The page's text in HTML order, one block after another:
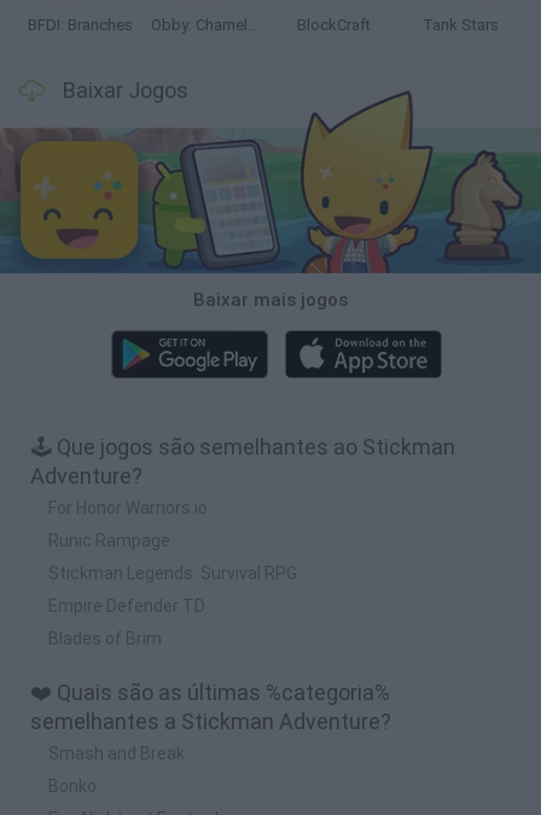
BFDI: Branches Obby: Chameleon: Paint & Hide BlockCraft Tank Stars
Baixar Jogos
Baixar mais jogos
🕹️ Que jogos são semelhantes ao Stickman
Adventure?
For Honor Warriors.io
Runic Rampage
Stickman Legends: Survival RPG
Empire Defender TD
Blades of Brim
❤️ Quais são as últimas %categoria%
semelhantes a Stickman Adventure?
Smash and Break
Bonko